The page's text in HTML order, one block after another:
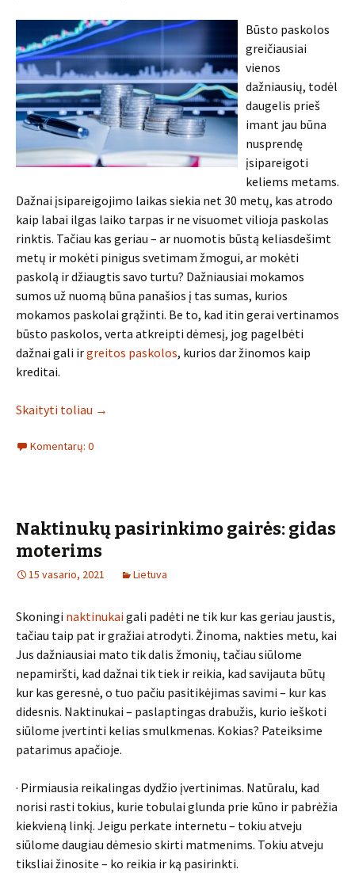
Būsto paskolos
greičiausiai
vienos
dažniausių, todėl
daugelis prieš
imant jau būna
nusprendę
įsipareigoti
keliems metams.
Dažnai įsipareigojimo laikas siekia net 30 metų, kas atrodo
kaip labai ilgas laiko tarpas ir ne visuomet vilioja paskolas
rinktis. Tačiau kas geriau – ar nuomotis būstą keliasdešimt
metų ir mokėti pinigus svetimam žmogui, ar mokėti
paskolą ir džiaugtis savo turtu? Dažniausiai mokamos
sumos už nuomą būna panašios į tas sumas, kurios
mokamos paskolai grąžinti. Be to, kad itin gerai vertinamos
būsto paskolos, verta atkreipti dėmesį, jog pagelbėti
dažnai gali irgreitos paskolos, kurios dar žinomos kaip
kreditai.
Skaityti toliau →
Komentarų: 0
Naktinukų pasirinkimo gairės: gidas
moterims
15 vasario, 2021 Lietuva
Skoningi naktinukaigali padėti ne tik kur kas geriau jaustis,
tačiau taip pat ir gražiai atrodyti. Žinoma, nakties metu, kai
Jus dažniausiai mato tik dalis žmonių, tačiau siūlome
nepamiršti, kad dažnai tik tiek ir reikia, kad savijauta būtų
kur kas geresnė, o tuo pačiu pasitikėjimas savimi – kur kas
didesnis. Naktinukai – paslaptingas drabužis, kurio ieškoti
siūlome įvertinti kelias smulkmenas. Kokias? Pateiksime
patarimus apačioje.
· Pirmiausia reikalingas dydžio įvertinimas. Natūralu, kad
norisi rasti tokius, kurie tobulai glunda prie kūno ir pabrėžia
kiekvieną linkį. Jeigu perkate internetu – tokiu atveju
siūlome daugiau dėmesio skirti matmenims. Tokiu atveju
tiksliai žinosite – ko reikia ir ką pasirinkti.